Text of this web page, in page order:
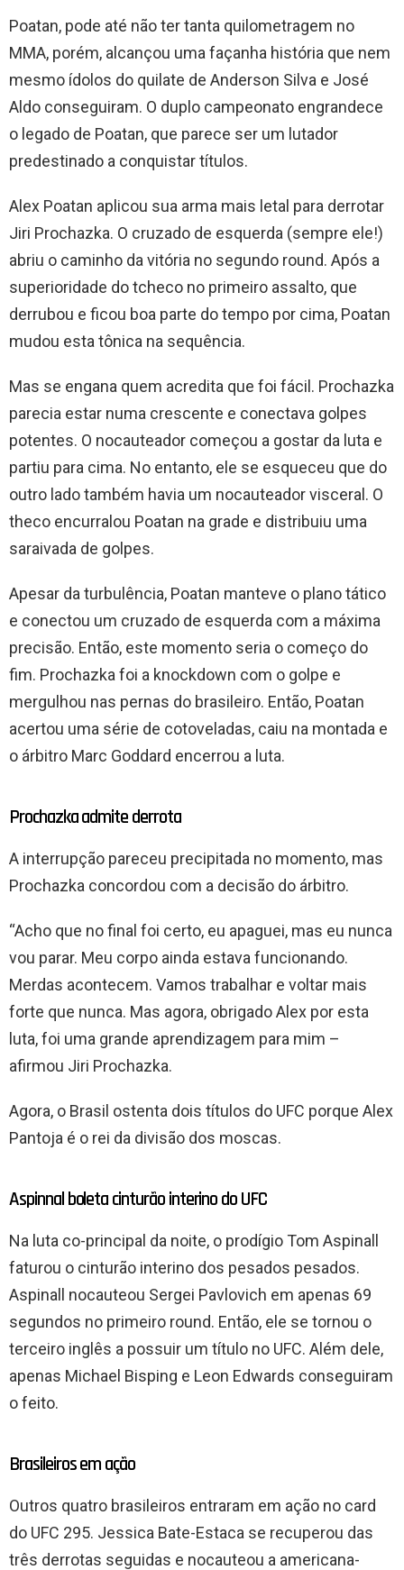
Poatan, pode até não ter tanta quilometragem no
MMA, porém, alcançou uma façanha história que nem
mesmo ídolos do quilate de Anderson Silva e José
Aldo conseguiram. O duplo campeonato engrandece
o legado de Poatan, que parece ser um lutador
predestinado a conquistar títulos.
Alex Poatan aplicou sua arma mais letal para derrotar
Jiri Prochazka. O cruzado de esquerda (sempre ele!)
abriu o caminho da vitória no segundo round. Após a
superioridade do tcheco no primeiro assalto, que
derrubou e ficou boa parte do tempo por cima, Poatan
mudou esta tônica na sequência.
Mas se engana quem acredita que foi fácil. Prochazka
parecia estar numa crescente e conectava golpes
potentes. O nocauteador começou a gostar da luta e
partiu para cima. No entanto, ele se esqueceu que do
outro lado também havia um nocauteador visceral. O
theco encurralou Poatan na grade e distribuiu uma
saraivada de golpes.
Apesar da turbulência, Poatan manteve o plano tático
e conectou um cruzado de esquerda com a máxima
precisão. Então, este momento seria o começo do
fim. Prochazka foi a knockdown com o golpe e
mergulhou nas pernas do brasileiro. Então, Poatan
acertou uma série de cotoveladas, caiu na montada e
o árbitro Marc Goddard encerrou a luta.
Prochazka admite derrota
A interrupção pareceu precipitada no momento, mas
Prochazka concordou com a decisão do árbitro.
“Acho que no final foi certo, eu apaguei, mas eu nunca
vou parar. Meu corpo ainda estava funcionando.
Merdas acontecem. Vamos trabalhar e voltar mais
forte que nunca. Mas agora, obrigado Alex por esta
luta, foi uma grande aprendizagem para mim –
afirmou Jiri Prochazka.
Agora, o Brasil ostenta dois títulos do UFC porque Alex
Pantoja é o rei da divisão dos moscas.
Aspinnal boleta cinturão interino do UFC
Na luta co-principal da noite, o prodígio Tom Aspinall
faturou o cinturão interino dos pesados pesados.
Aspinall nocauteou Sergei Pavlovich em apenas 69
segundos no primeiro round. Então, ele se tornou o
terceiro inglês a possuir um título no UFC. Além dele,
apenas Michael Bisping e Leon Edwards conseguiram
o feito.
Brasileiros em ação
Outros quatro brasileiros entraram em ação no card
do UFC 295. Jessica Bate-Estaca se recuperou das
três derrotas seguidas e nocauteou a americana-